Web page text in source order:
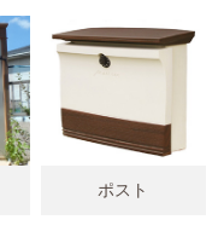
ポスト